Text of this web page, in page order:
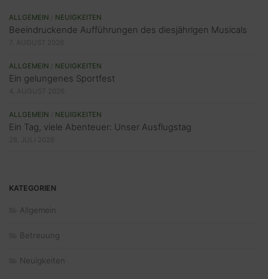
ALLGEMEIN NEUIGKEITEN
Beeindruckende Aufführungen des diesjährigen Musicals
ALLGEMEIN NEUIGKEITEN
Ein gelungenes Sportfest
ALLGEMEIN NEUIGKEITEN
Ein Tag, viele Abenteuer: Unser Ausflugstag
KATEGORIEN
Allgemein
Betreuung
Neuigkeiten